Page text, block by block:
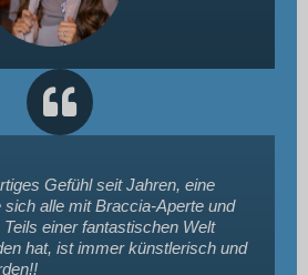
Gefühl seit Jahren, eine
sich alle mit Braccia-Aperte und
einer fantastischen Welt
hat, ist immer künstlerisch und